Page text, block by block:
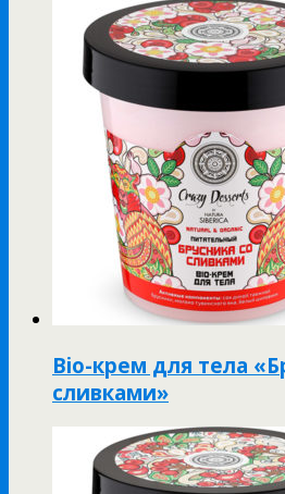
Bio-крем для тела
сливками»